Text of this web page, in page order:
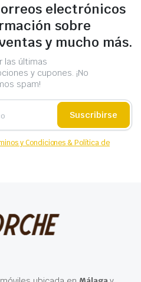
electrónicos
sobre
y mucho más.
las últimas
y cupones. ¡No
spam!
Suscribirse
y Condiciones & Política de